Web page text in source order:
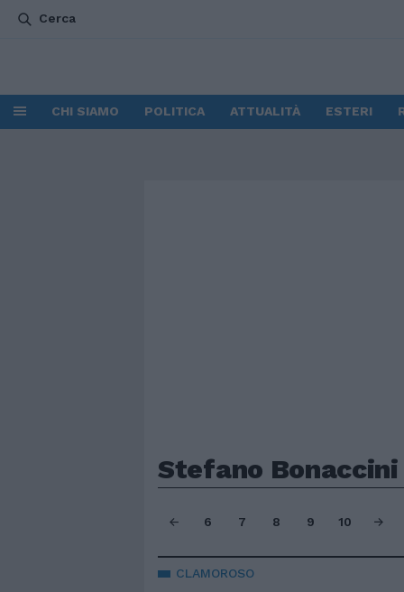
Cerca
CHI SIAMO POLITICA ATTUALITÀ ESTERI
Stefano Bonaccini
6 7 8 9 10
CLAMOROSO